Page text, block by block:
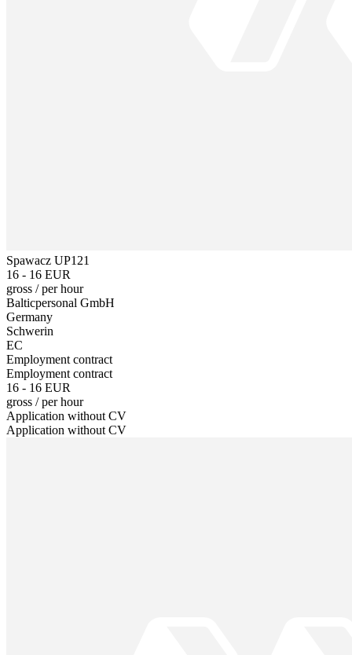
Spawacz UP121
16 - 16 EUR
gross /per hour
Balticpersonal GmbH
Germany
Schwerin
EC
Employment contract
Employment contract
16 - 16 EUR
gross /per hour
Application without CV
Application without CV